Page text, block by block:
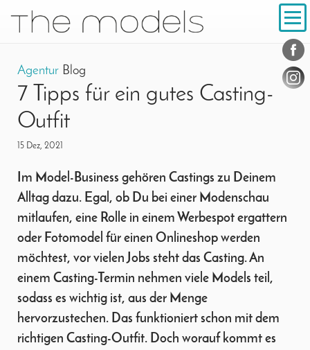
Navigation
Agentur Blog
7 Tipps für ein gutes Casting-
Outfit
15 Dez, 2021
Im Model-Business gehören Castings zu Deinem
Alltag dazu. Egal, ob Du bei einer Modenschau
mitlaufen, eine Rolle in einem Werbespot ergattern
oder Fotomodel für einen Onlineshop werden
möchtest, vor vielen Jobs steht das Casting. An
einem Casting-Termin nehmen viele Models teil,
sodass es wichtig ist, aus der Menge
hervorzustechen. Das funktioniert schon mit dem
richtigen Casting-Outfit. Doch worauf kommt es